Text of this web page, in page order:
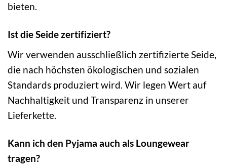
bieten.
Ist die Seide zertifiziert?
Wir verwenden ausschließlich zertifizierte Seide,
die nach höchsten ökologischen und sozialen
Standards produziert wird. Wir legen Wert auf
Nachhaltigkeit und Transparenz in unserer
Lieferkette.
Kann ich den Pyjama auch als Loungewear
tragen?